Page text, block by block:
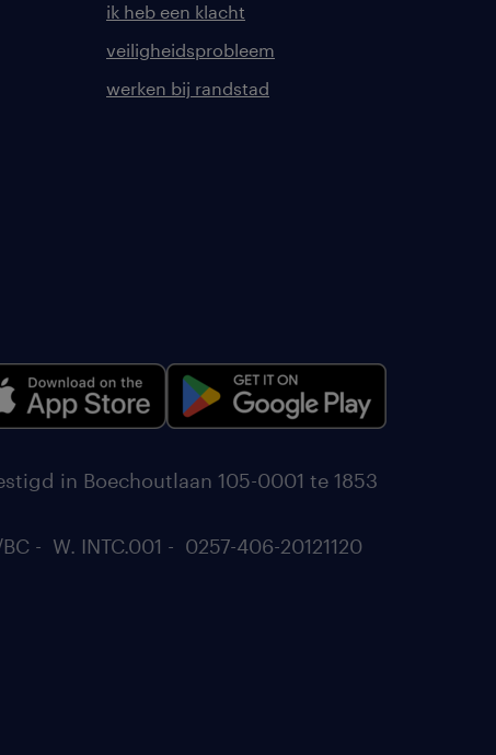
ik heb een klacht
veiligheidsprobleem
werken bij randstad
in Boechoutlaan 105-0001 te 1853
- W. INTC.001 - 0257-406-20121120